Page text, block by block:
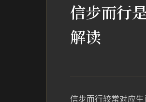
信步而行
解读
信步而行较常对应